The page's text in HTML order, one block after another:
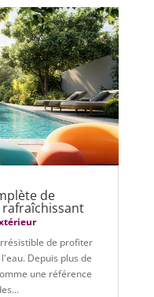
de
de profiter
Depuis plus de
une référence